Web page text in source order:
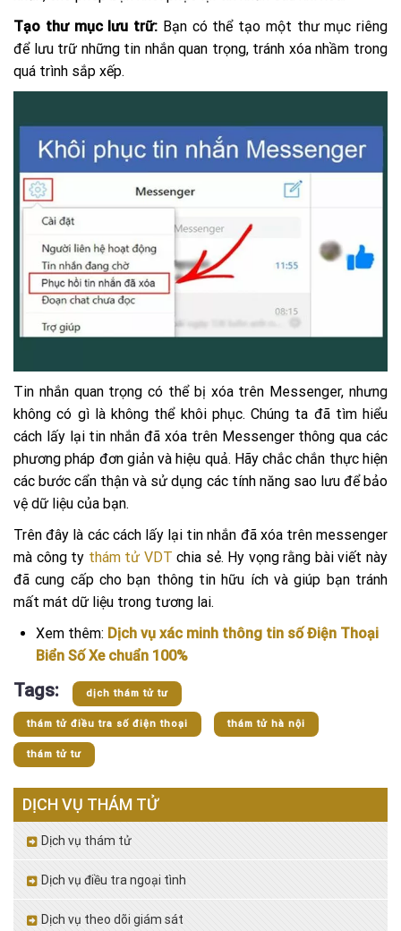
Tạo thư mục lưu trữ: Bạn có thể tạo một thư mục riêng
để lưu trữ những tin nhắn quan trọng, tránh xóa nhầm trong
quá trình sắp xếp.
Tin nhắn quan trọng có thể bị xóa trên Messenger, nhưng
không có gì là không thể khôi phục. Chúng ta đã tìm hiểu
cách lấy lại tin nhắn đã xóa trên Messenger thông qua các
phương pháp đơn giản và hiệu quả. Hãy chắc chắn thực hiện
các bước cẩn thận và sử dụng các tính năng sao lưu để bảo
vệ dữ liệu của bạn.
Trên đây là các cách lấy lại tin nhắn đã xóa trên messenger
mà công ty thám tử VDT chia sẻ. Hy vọng rằng bài viết này
đã cung cấp cho bạn thông tin hữu ích và giúp bạn tránh
mất mát dữ liệu trong tương lai.
Xem thêm: Dịch vụ xác minh thông tin số Điện Thoại
Biển Số Xe chuẩn 100%
Tags: dịch thám tử tư
thám tử điều tra số điện thoại thám tử hà nội
thám tử tư
DỊCH VỤ THÁM TỬ
Dịch vụ thám tử
Dịch vụ điều tra ngoại tình
Dịch vụ theo dõi giám sát